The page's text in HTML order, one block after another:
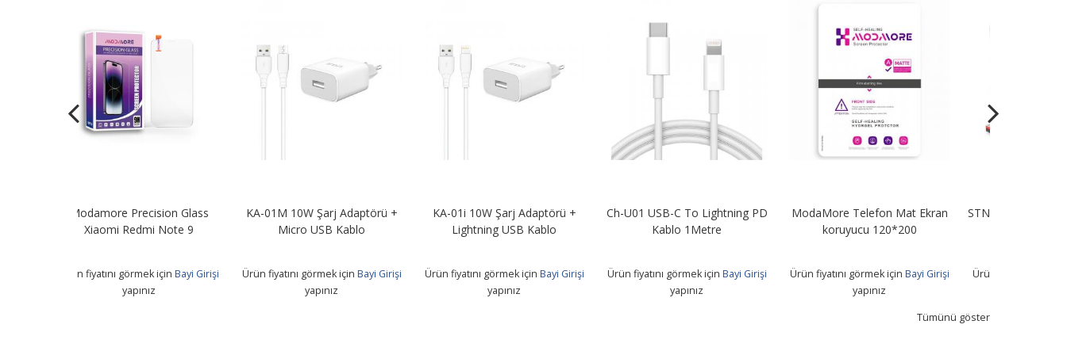
KA-01M 10W Şarj Adaptörü +
Micro USB Kablo
Ürün fiyatını görmek içinBayi Girişi
yapınız
KA-01i 10W Şarj Adaptörü +
Lightning USB Kablo
Ürün fiyatını görmek içinBayi Girişi
yapınız
Ch-U01 USB-C To Lightning PD
Kablo 1Metre
Ürün fiyatını görmek içinBayi Girişi
yapınız
ModaMore Telefon Mat Ekran
koruyucu 120*200
Ürün fiyatını görmek içinBayi Girişi
yapınız
STN67 67W Turbo Şarj Adaptörü
+ Usb To Type-C Kablo
Ürün fiyatını görmek içinBayi Girişi
yapınız
Tümünü göster